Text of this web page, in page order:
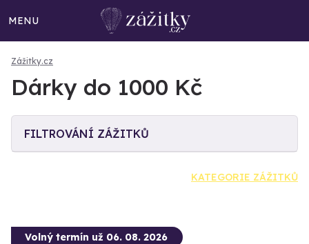
MENU
Zážitky.cz
Dárky do 1000 Kč
FILTROVÁNÍ ZÁŽITKŮ
KATEGORIE ZÁŽITKŮ
Volný termín už 06. 08. 2026